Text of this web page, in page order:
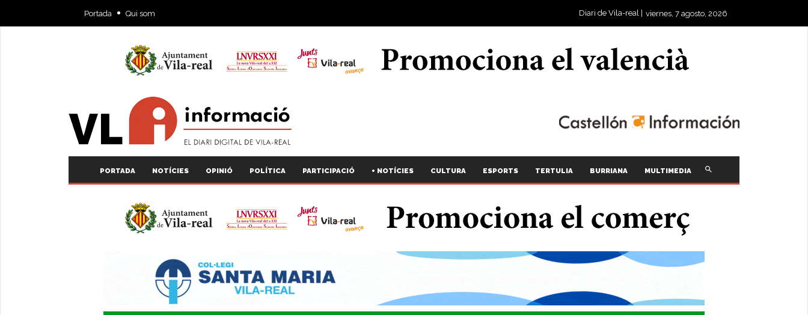
Portada Qui som Diari de Vila-real | viernes, 7 agosto, 2026
PORTADA NOTÍCIES OPINIÓ POLÍTICA PARTICIPACIÓ + NOTÍCIES CULTURA ESPORTS TERTULIA BURRIANA MULTIMEDIA